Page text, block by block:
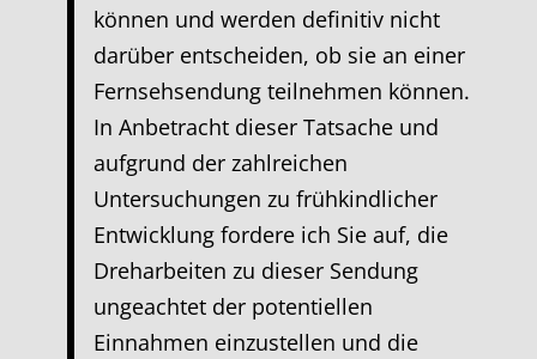
können und werden definitiv nicht
darüber entscheiden, ob sie an einer
Fernsehsendung teilnehmen können.
In Anbetracht dieser Tatsache und
aufgrund der zahlreichen
Untersuchungen zu frühkindlicher
Entwicklung fordere ich Sie auf, die
Dreharbeiten zu dieser Sendung
ungeachtet der potentiellen
Einnahmen einzustellen und die